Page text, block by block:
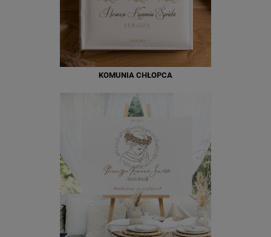
KOMUNIA CHŁOPCA